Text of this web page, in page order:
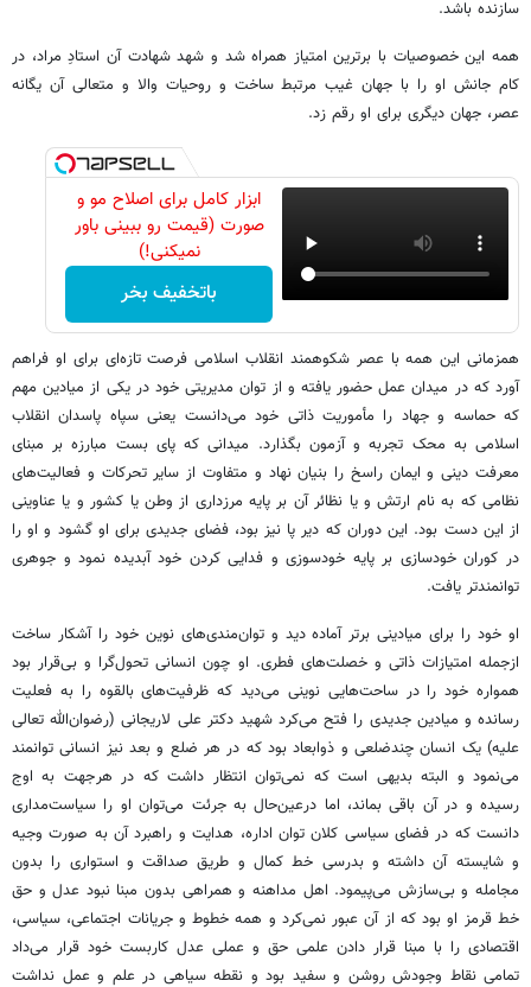
سازنده باشد.
همه این خصوصیات با برترین امتیاز همراه شد و شهد شهادت آن استادِ مراد، در
کام جانش او را با جهان غیب مرتبط ساخت و روحیات والا و متعالی آن یگانه
عصر، جهان دیگری برای او رقم زد.
ابزار کامل برای اصلاح مو و
صورت (قیمت رو ببینی باور
نمیکنی!)
باتخفیف بخر
همزمانی این همه با عصر شکوهمند انقلاب اسلامی فرصت تازه‌ای برای او فراهم
آورد که در میدان عمل حضور یافته و از توان مدیریتی خود در یکی از میادین مهم
که حماسه و جهاد را مأموریت ذاتی خود می‌دانست یعنی سپاه پاسدان انقلاب
اسلامی به محک تجربه و آزمون بگذارد. میدانی که پای بست مبارزه بر مبنای
معرفت دینی و ایمان راسخ را بنیان نهاد و متفاوت از سایر تحرکات و فعالیت‌های
نظامی که به نام ارتش و یا نظائر آن بر پایه مرزداری از وطن یا کشور و یا عناوینی
از این دست بود. این دوران که دیر پا نیز بود، فضای جدیدی برای او گشود و او را
در کوران خودسازی بر پایه خودسوزی و فدایی کردن خود آبدیده نمود و جوهری
توانمندتر یافت.
او خود را برای میادینی برتر آماده دید و توان‌مندی‌های نوین خود را آشکار ساخت
ازجمله امتیازات ذاتی و خصلت‌های فطری. او چون انسانی تحول‌گرا و بی‌قرار بود
همواره خود را در ساحت‌هایی نوینی می‌دید که ظرفیت‌های بالقوه را به فعلیت
رسانده و میادین جدیدی را فتح می‌کرد شهید دکتر علی لاریجانی (رضوان‌الله تعالی
علیه) یک انسان چندضلعی و ذوابعاد بود که در هر ضلع و بعد نیز انسانی توانمند
می‌نمود و البته بدیهی است که نمی‌توان انتظار داشت که در هر جهت به اوج
رسیده و در آن باقی بماند، اما درعین‌حال به جرئت می‌توان او را سیاست‌مداری
دانست که در فضای سیاسی کلان توان اداره، هدایت و راهبرد آن به صورت وجیه
و شایسته آن داشته و بدرسی خط کمال و طریق صداقت و استواری را بدون
مجامله و بی‌سازش می‌پیمود. اهل مداهنه و همراهی بدون مبنا نبود عدل و حق
خط قرمز او بود که از آن عبور نمی‌کرد و همه خطوط و جریانات اجتماعی، سیاسی،
اقتصادی را با مبنا قرار دادن علمی حق و عملی عدل کاربست خود قرار می‌داد
تمامی نقاط وجودش روشن و سفید بود و نقطه سیاهی در علم و عمل نداشت